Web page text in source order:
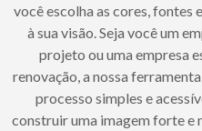
você escolha as cores, fontes
à sua visão. Seja você um
projeto ou uma empresa
renovação, a nossa
processo simples e
construir uma imagem forte e